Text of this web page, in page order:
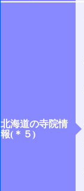
北海道の寺院情
報(＊５)